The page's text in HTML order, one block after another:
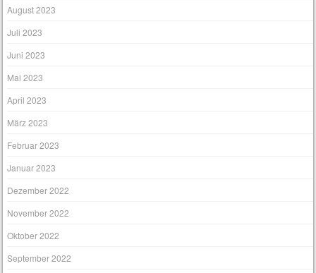
August 2023
Juli 2023
Juni 2023
Mai 2023
April 2023
März 2023
Februar 2023
Januar 2023
Dezember 2022
November 2022
Oktober 2022
September 2022